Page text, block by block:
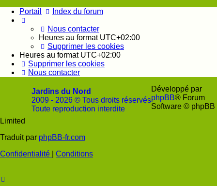
Portail
Index du forum
Nous contacter
Heures au format UTC+02:00
Supprimer les cookies
Heures au format UTC+02:00
Supprimer les cookies
Nous contacter
Jardins du Nord
2009 - 2026 © Tous droits réservés
Toute reproduction interdite
Développé par
phpBB® Forum
Software © phpBB
Limited
Traduit par phpBB-fr.com
Confidentialité
Conditions